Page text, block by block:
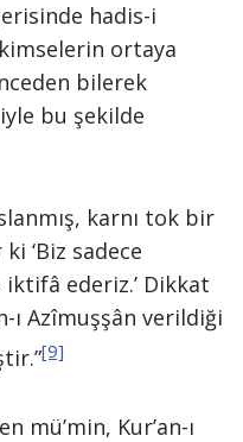
hadis-i
ortaya
bilerek
bu şekilde
karnı tok bir
‘Biz sadece
iktifâ ederiz.’ Dikkat
ı Azîmuşşân verildiği
[9]
mü’min, Kur’an-ı